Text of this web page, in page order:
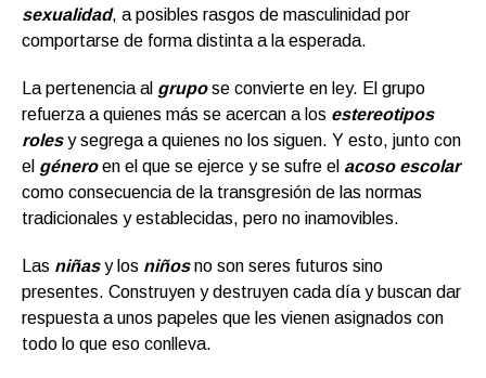
sexualidad, a posibles rasgos de masculinidad por
comportarse de forma distinta a la esperada.
La pertenencia al grupose convierte en ley. El grupo
refuerza a quienes más se acercan a los estereotipos
rolesy segrega a quienes no los siguen. Y esto, junto con
el géneroen el que se ejerce y se sufre el acoso escolar
como consecuencia de la transgresión de las normas
tradicionales y establecidas, pero no inamovibles.
Las niñasy los niñosno son seres futuros sino
presentes. Construyen y destruyen cada día y buscan dar
respuesta a unos papeles que les vienen asignados con
todo lo que eso conlleva.